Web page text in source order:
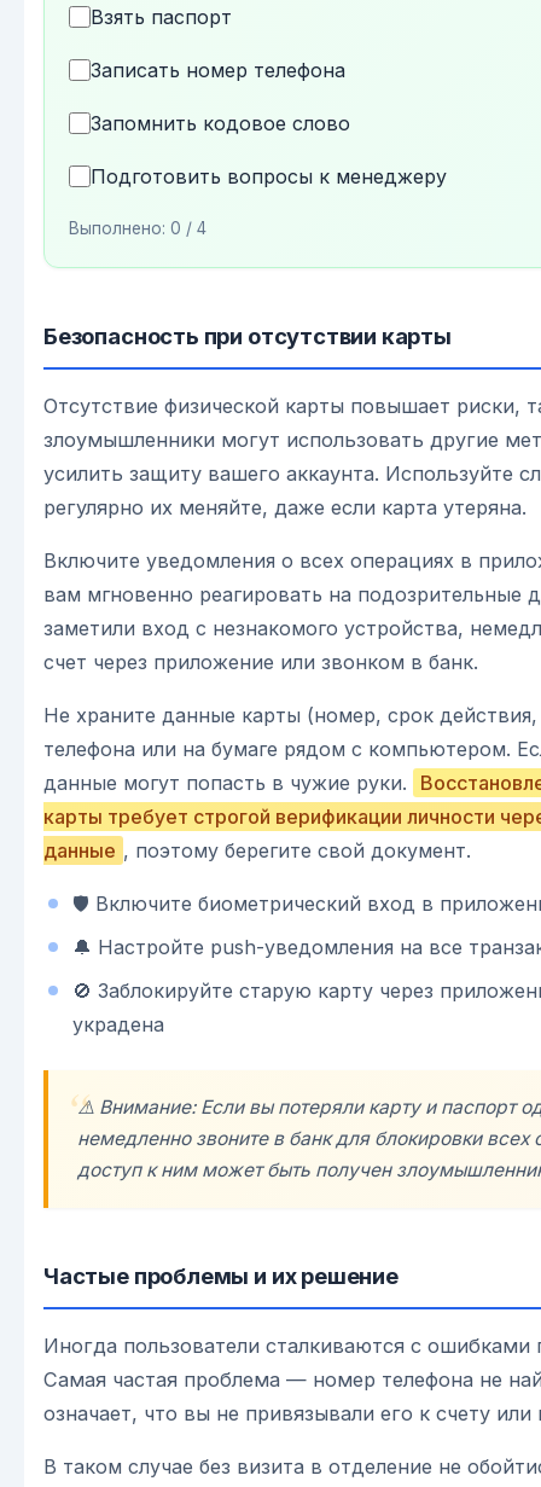
Взять паспорт
Записать номер телефона
Запомнить кодовое слово
Подготовить вопросы к менеджеру
Выполнено: 0 / 4
Безопасность при отсутствии карты
Отсутствие физической карты повышает риски,
злоумышленники могут использовать другие
усилить защиту вашего аккаунта. Используйте
регулярно их меняйте, даже если карта утеряна.
Включите уведомления о всех операциях в
вам мгновенно реагировать на подозрительные
заметили вход с незнакомого устройства,
счет через приложение или звонком в банк.
Не храните данные карты (номер, срок действия,
телефона или на бумаге рядом с компьютером.
данные могут попасть в чужие руки.
карты требует строгой верификации личности
данные , поэтому берегите свой документ.
🛡️ Включите биометрический вход в
🔔 Настройте push-уведомления на все
🚫 Заблокируйте старую карту через
украдена
⚠️ Внимание: Если вы потеряли карту и паспорт
немедленно звоните в банк для блокировки всех
доступ к ним может быть получен
Частые проблемы и их решение
Иногда пользователи сталкиваются с ошибками
Самая частая проблема — номер телефона не
означает, что вы не привязывали его к счету
В таком случае без визита в отделение не